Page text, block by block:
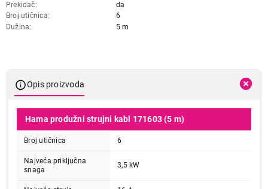
Prekidač
da
Broj utičnica
6
Dužina
5 m
Opis proizvoda
Hama produžni strujni kabl 171603 (5 m)
Broj utičnica 6
Najveća priključna
snaga
3,5 kW